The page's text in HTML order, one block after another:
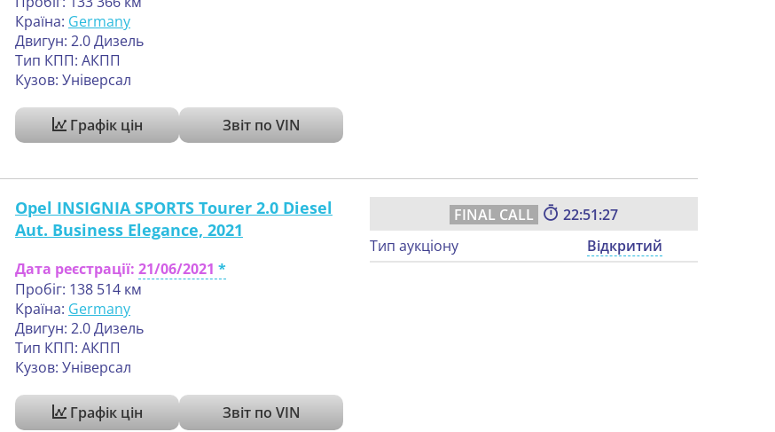
Країна: Germany
Двигун: 2.0 Дизель
Тип КПП: АКПП
Кузов: Універсал
Графік цін Звіт по VIN
Opel INSIGNIA SPORTS Tourer 2.0 Diesel
Aut. Business Elegance, 2021
Дата реєстрації: 21/06/2021
Пробіг: 138 514 км
Країна: Germany
Двигун: 2.0 Дизель
Тип КПП: АКПП
Кузов: Універсал
Графік цін Звіт по VIN
22:51:26
Тип аукціону
Відкритий